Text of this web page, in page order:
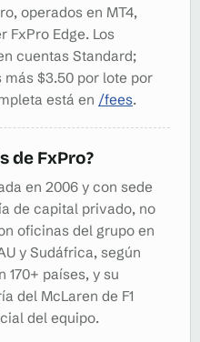
operados en MT4,
FxPro Edge. Los
cuentas Standard;
más $3.50 por lote por
está en /fees.
de FxPro?
en 2006 y con sede
de capital privado, no
oficinas del grupo en
y Sudáfrica, según
170+ países, y su
del McLaren de F1
del equipo.